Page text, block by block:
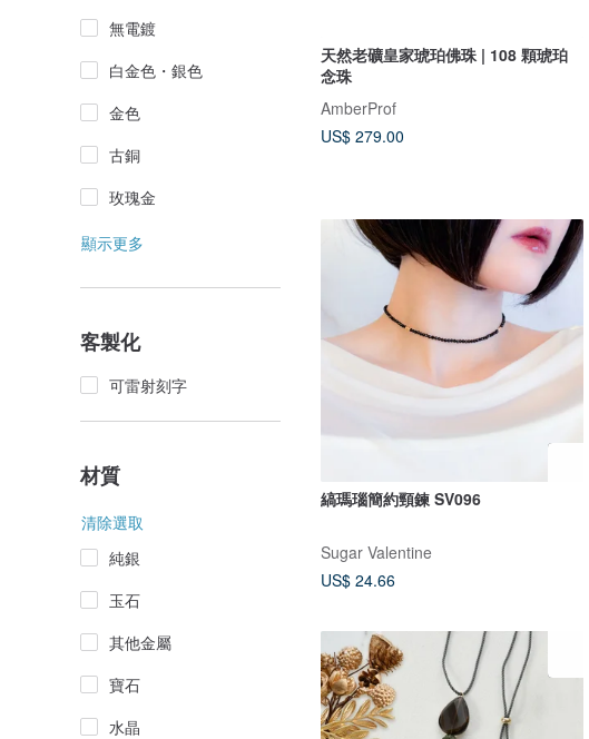
無電鍍
白金色・銀色
金色
古銅
玫瑰金
顯示更多
客製化
可雷射刻字
材質
清除選取
純銀
玉石
其他金屬
寶石
水晶
天然老礦皇家琥珀佛珠 | 108 顆琥珀
念珠
AmberProf
US$ 279.00
縞瑪瑙簡約頸鍊 SV096
Sugar Valentine
US$ 24.66